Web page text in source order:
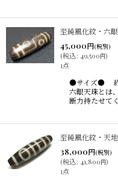
至純風化紋・六
45,000円(税別)
(税込: 49,500円)
1点
●サイズ● 約
六眼天珠とは
断力持たせて
至純風化紋・天
38,000円(税別)
(税込: 41,800円)
1点